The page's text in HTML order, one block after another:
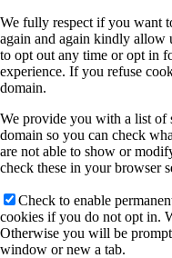
We fully respect if you want
again and again kindly allow
to opt out any time or opt in
experience. If you refuse
domain.
We provide you with a list of
domain so you can check
are not able to show or
check these in your browser
Check to enable
cookies if you do not opt in.
Otherwise you will be
window or new a tab.